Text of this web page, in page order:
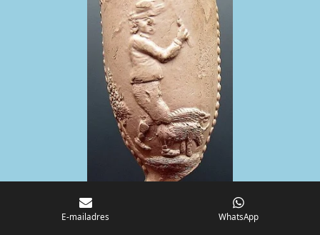
arkenshoeder met erboven de letters
E-mailadres WhatsApp